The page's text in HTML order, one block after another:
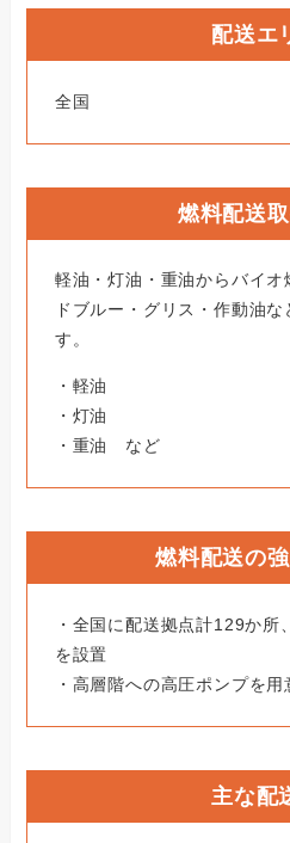
配送エ
全国
燃料配送
軽油・灯油・重油からバイ
ドブルー・グリス・作動油
す。
・軽油
・灯油
・重油 など
燃料配送の
・全国に配送拠点計129か
を設置
・高層階への高圧ポンプを用
主な配